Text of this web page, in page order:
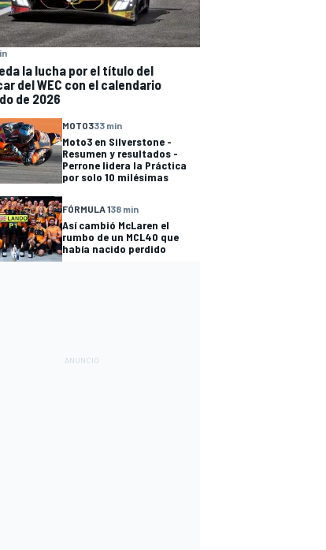
la lucha por el título del
del WEC con el calendario
de 2026
MOTO333 min
Moto3 en Silverstone -
Resumen y resultados -
Perrone lidera la Práctica
por solo 10 milésimas
FÓRMULA 138 min
Así cambió McLaren el
rumbo de un MCL40 que
había nacido perdido